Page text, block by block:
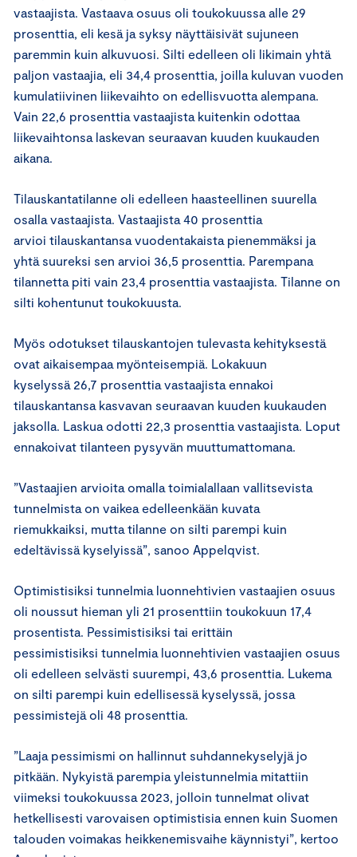
vastaajista. Vastaava osuus oli toukokuussa alle 29
prosenttia, eli kesä ja syksy näyttäisivät sujuneen
paremmin kuin alkuvuosi. Silti edelleen oli likimain yhtä
paljon vastaajia, eli 34,4 prosenttia, joilla kuluvan vuoden
kumulatiivinen liikevaihto on edellisvuotta alempana.
Vain 22,6 prosenttia vastaajista kuitenkin odottaa
liikevaihtonsa laskevan seuraavan kuuden kuukauden
aikana.
Tilauskantatilanne oli edelleen haasteellinen suurella
osalla vastaajista. Vastaajista 40 prosenttia
arvioi tilauskantansa vuodentakaista pienemmäksi ja
yhtä suureksi sen arvioi 36,5 prosenttia. Parempana
tilannetta piti vain 23,4 prosenttia vastaajista. Tilanne on
silti kohentunut toukokuusta.
Myös odotukset tilauskantojen tulevasta kehityksestä
ovat aikaisempaa myönteisempiä. Lokakuun
kyselyssä 26,7 prosenttia vastaajista ennakoi
tilauskantansa kasvavan seuraavan kuuden kuukauden
jaksolla. Laskua odotti 22,3 prosenttia vastaajista. Loput
ennakoivat tilanteen pysyvän muuttumattomana.
”Vastaajien arvioita omalla toimialallaan vallitsevista
tunnelmista on vaikea edelleenkään kuvata
riemukkaiksi, mutta tilanne on silti parempi kuin
edeltävissä kyselyissä”, sanoo Appelqvist.
Optimistisiksi tunnelmia luonnehtivien vastaajien osuus
oli noussut hieman yli 21 prosenttiin toukokuun 17,4
prosentista. Pessimistisiksi tai erittäin
pessimistisiksi tunnelmia luonnehtivien vastaajien osuus
oli edelleen selvästi suurempi, 43,6 prosenttia. Lukema
on silti parempi kuin edellisessä kyselyssä, jossa
pessimistejä oli 48 prosenttia.
”Laaja pessimismi on hallinnut suhdannekyselyjä jo
pitkään. Nykyistä parempia yleistunnelmia mitattiin
viimeksi toukokuussa 2023, jolloin tunnelmat olivat
hetkellisesti varovaisen optimistisia ennen kuin Suomen
talouden voimakas heikkenemisvaihe käynnistyi”, kertoo